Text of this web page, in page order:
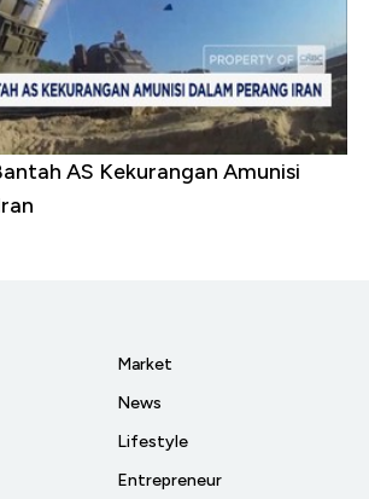
AS Kekurangan Amunisi
Market
News
Lifestyle
Entrepreneur